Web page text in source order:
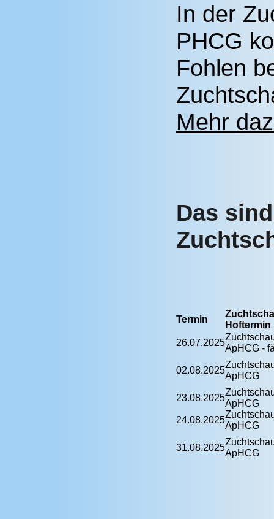
In der
PHCG
Fohlen
Mehr
Das
Termin
Hoftermin
26.07.2025
ApHCG -
02.08.2025
ApHCG
23.08.2025
ApHCG
24.08.2025
ApHCG
31.08.2025
ApHCG